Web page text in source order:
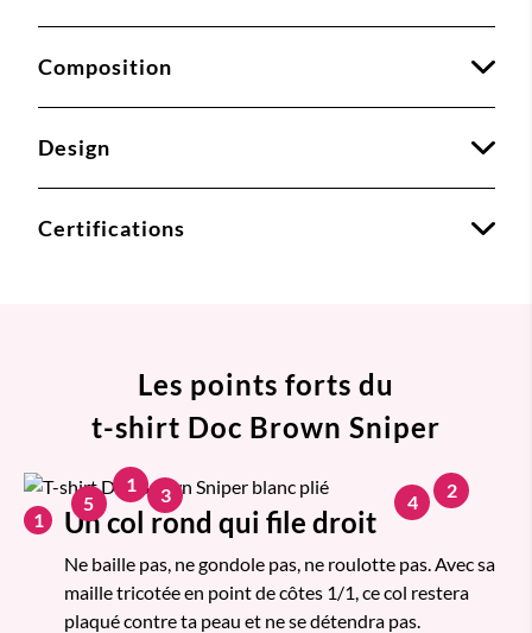
Composition
Design
Certifications
Les points forts du
t-shirt Doc Brown Sniper
1 Un col rond qui file droit
Ne baille pas, ne gondole pas, ne roulotte pas. Avec sa
maille tricotée en point de côtes 1/1, ce col restera
plaqué contre ta peau et ne se détendra pas.
1 2
3 4
5